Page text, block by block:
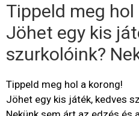
Tippeld meg hol
Jöhet egy kis
szurkolóink?
Tippeld meg hol a korong!
Jöhet egy kis játék, kedves